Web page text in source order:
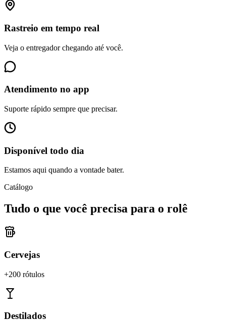
Rastreio em tempo real
Veja o entregador chegando até você.
Atendimento no app
Suporte rápido sempre que precisar.
Disponível todo dia
Estamos aqui quando a vontade bater.
Catálogo
Tudo o que você precisa para o rolê
Cervejas
+200 rótulos
Destilados